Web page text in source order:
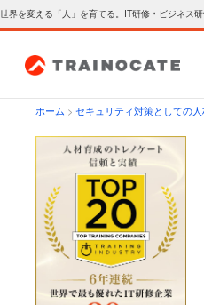
世界を変える「人」を育てる。IT研修・ビジネス研
ホーム > セキュリティ対策としての